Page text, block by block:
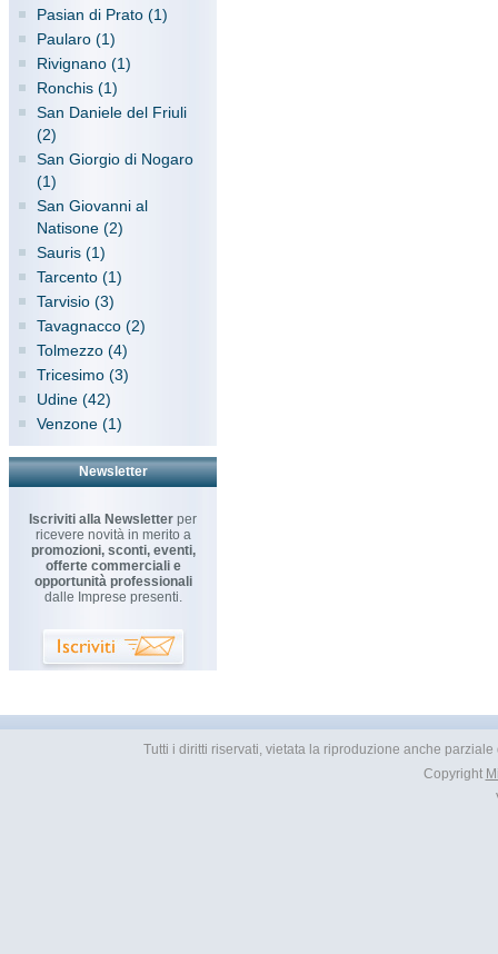
Pasian di Prato (1)
Paularo (1)
Rivignano (1)
Ronchis (1)
San Daniele del Friuli
(2)
San Giorgio di Nogaro
(1)
San Giovanni al
Natisone (2)
Sauris (1)
Tarcento (1)
Tarvisio (3)
Tavagnacco (2)
Tolmezzo (4)
Tricesimo (3)
Udine (42)
Venzone (1)
Newsletter
Iscriviti alla Newsletter per
ricevere novità in merito a
promozioni, sconti, eventi,
offerte commerciali e
opportunità professionali
dalle Imprese presenti.
Tutti i diritti riservati, vietata la riproduzione anche
Copyright